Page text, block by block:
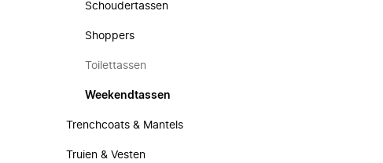
Schoudertassen
Shoppers
Toilettassen
Weekendtassen
Trenchcoats & Mantels
Truien & Vesten